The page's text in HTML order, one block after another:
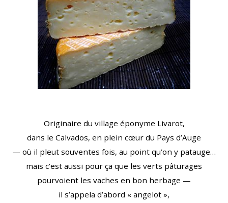
Originaire du village éponyme Livarot,
dans le Calvados, en plein cœur du Pays d’Auge
— où il pleut souventes fois, au point qu’on y patauge…
mais c’est aussi pour ça que les verts pâturages
pourvoient les vaches en bon herbage —
il s’appela d’abord « angelot »,